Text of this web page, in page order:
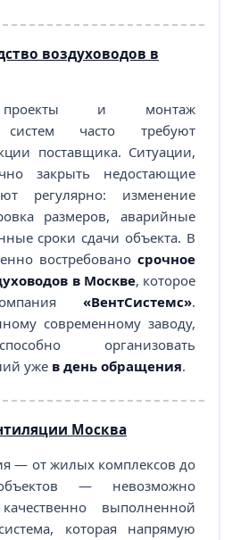
воздуховодов в
проекты и монтаж
систем часто требуют
поставщика. Ситуации,
закрыть недостающие
регулярно: изменение
размеров, аварийные
сроки сдачи объекта. В
востребовано срочное
в Москве, которое
«ВентСистемс».
современному заводу,
организовать
уже в день обращения.
Москва
— от жилых комплексов до
— невозможно
выполненной
которая напрямую